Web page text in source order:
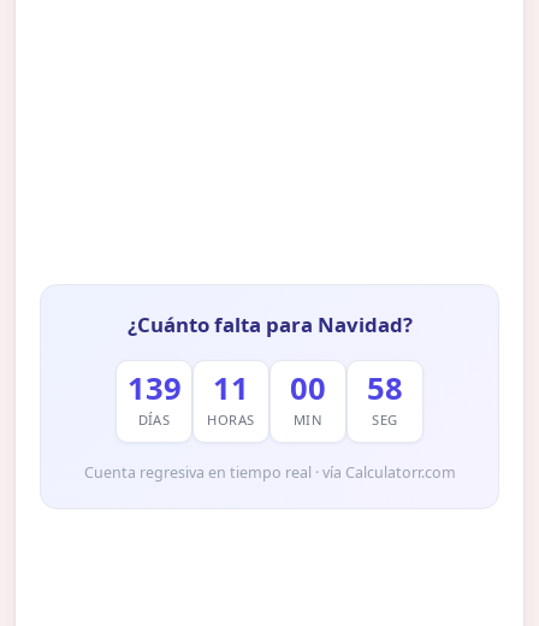
¿Cuánto falta para Navidad?
139
DÍAS
11
HORAS
00
MIN
57
SEG
Cuenta regresiva en tiempo real · vía Calculatorr.com